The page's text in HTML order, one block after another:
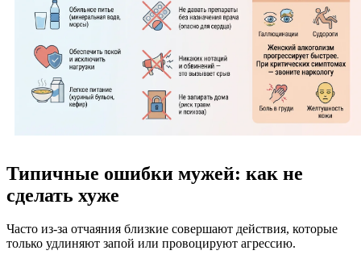
Типичные ошибки мужей: как не
сделать хуже
Часто из-за отчаяния близкие совершают действия, которые
только удлиняют запой или провоцируют агрессию.